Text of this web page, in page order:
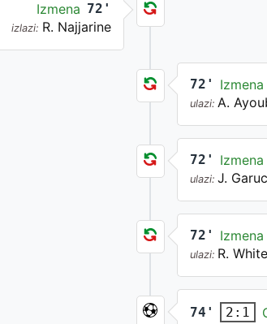
Izmena 72'
izlazi: R. Najjarine
72' Izmena
ulazi: A.
72' Izmena
ulazi: J.
72' Izmena
ulazi: R. White
74' 2:1